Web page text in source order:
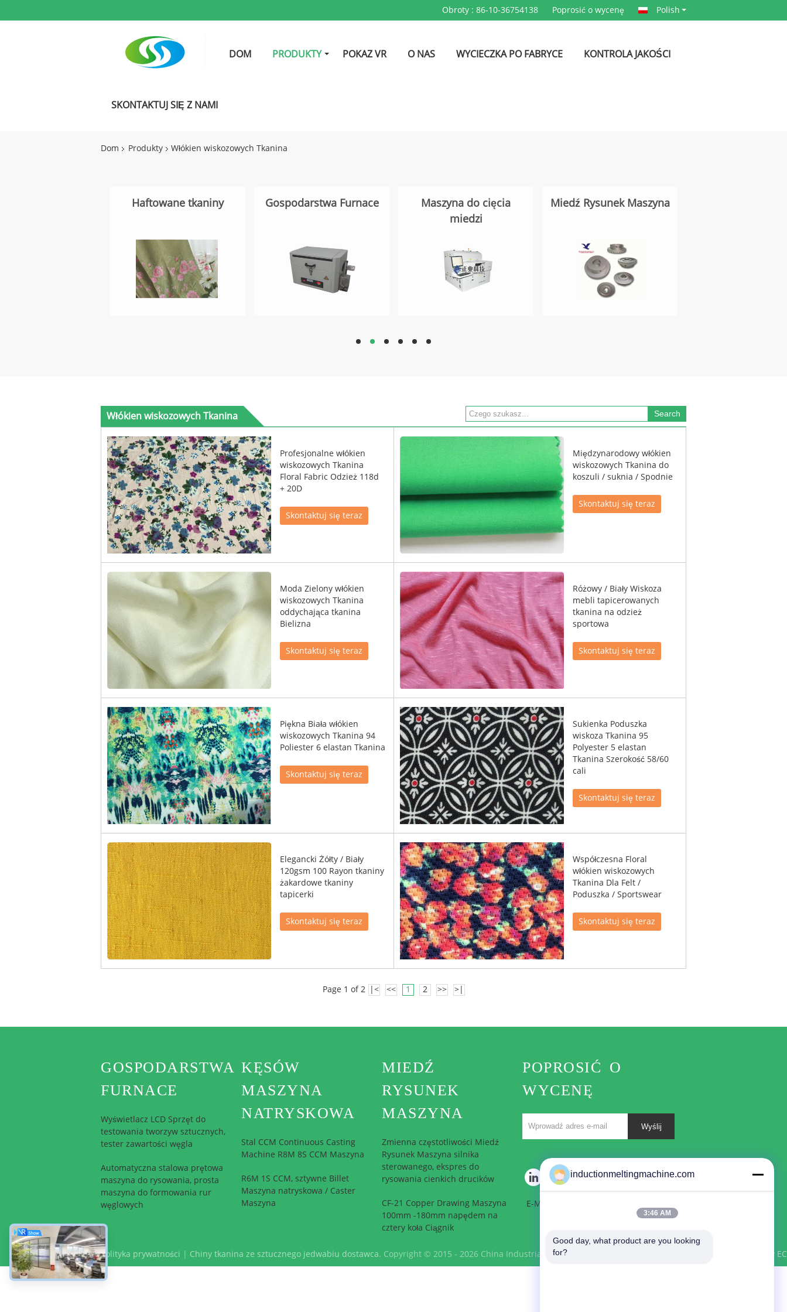
Obroty : 86-10-36754138 Poprosić o wycenę Polish
DOM PRODUKTY POKAZ VR O NAS WYCIECZKA PO FABRYCE KONTROLA JAKOŚCI
SKONTAKTUJ SIĘ Z NAMI
Dom Produkty Włókien wiskozowych Tkanina
Haftowane tkaniny Gospodarstwa Furnace
Maszyna do cięcia
miedzi
Miedź Rysunek Maszyna
hd hd hd hd hd hd
Włókien wiskozowych Tkanina
Profesjonalne włókien
wiskozowych Tkanina
Floral Fabric Odzież 118d
+ 20D
Skontaktuj się teraz
Międzynarodowy włókien
wiskozowych Tkanina do
koszuli / suknia / Spodnie
Skontaktuj się teraz
Moda Zielony włókien
wiskozowych Tkanina
oddychająca tkanina
Bielizna
Skontaktuj się teraz
Różowy / Biały Wiskoza
mebli tapicerowanych
tkanina na odzież
sportowa
Skontaktuj się teraz
Piękna Biała włókien
wiskozowych Tkanina 94
Poliester 6 elastan Tkanina
Skontaktuj się teraz
Sukienka Poduszka
wiskoza Tkanina 95
Polyester 5 elastan
Tkanina Szerokość 58/60
cali
Skontaktuj się teraz
Elegancki Żółty / Biały
120gsm 100 Rayon tkaniny
żakardowe tkaniny
tapicerki
Skontaktuj się teraz
Współczesna Floral
włókien wiskozowych
Tkanina Dla Felt /
Poduszka / Sportswear
Skontaktuj się teraz
Page 1 of 2 |< << 1 2 >> >|
GOSPODARSTWA
FURNACE
Wyświetlacz LCD Sprzęt do
testowania tworzyw sztucznych,
tester zawartości węgla
Automatyczna stalowa prętowa
maszyna do rysowania, prosta
maszyna do formowania rur
węglowych
KĘSÓW
MASZYNA
NATRYSKOWA
Stal CCM Continuous Casting
Machine R8M 8S CCM Maszyna
R6M 1S CCM, sztywne Billet
Maszyna natryskowa / Caster
Maszyna
MIEDŹ
RYSUNEK
MASZYNA
Zmienna częstotliwości Miedź
Rysunek Maszyna silnika
sterowanego, ekspres do
rysowania cienkich drucików
CF-21 Copper Drawing Maszyna
100mm -180mm napędem na
cztery koła Ciągnik
POPROSIĆ O
WYCENĘ
Wyślij
E-Mail
Polityka prywatności Chiny tkanina ze sztucznego jedwabiu dostawca. Copyright © 2015 - 2026 China Industrial Furnace Online Market. All Rights Reserved. Developed by
inductionmeltingmachine.com
3:46 AM
Good day, what product are you looking
for?